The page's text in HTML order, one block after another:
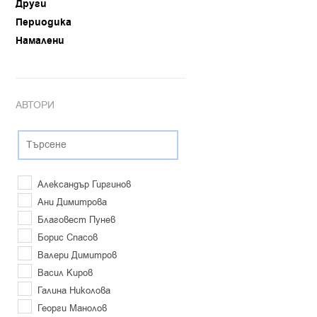
Други
Периодика
Намалени
АВТОРИ
Александър Гиргинов
Ани Димитрова
Благовест Пунев
Борис Спасов
Валери Димитров
Васил Киров
Галина Николова
Георги Манолов